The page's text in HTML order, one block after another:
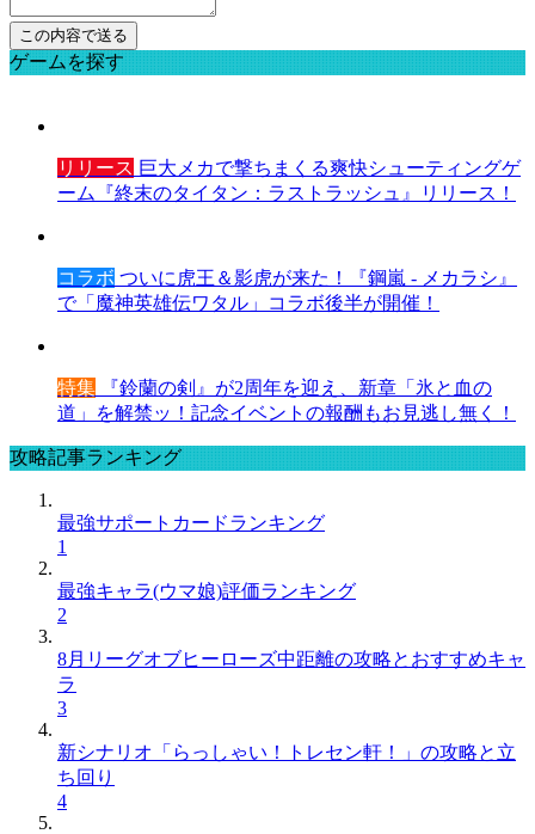
ゲームを探す
リリース 巨大メカで撃ちまくる爽快シューティングゲ
ーム『終末のタイタン：ラストラッシュ』リリース！
コラボ ついに虎王＆影虎が来た！『鋼嵐 - メカラシ』
で「魔神英雄伝ワタル」コラボ後半が開催！
特集 『鈴蘭の剣』が2周年を迎え、新章「氷と血の
道」を解禁ッ！記念イベントの報酬もお見逃し無く！
攻略記事ランキング
最強サポートカードランキング
1
最強キャラ(ウマ娘)評価ランキング
2
8月リーグオブヒーローズ中距離の攻略とおすすめキャ
ラ
3
新シナリオ「らっしゃい！トレセン軒！」の攻略と立
ち回り
4